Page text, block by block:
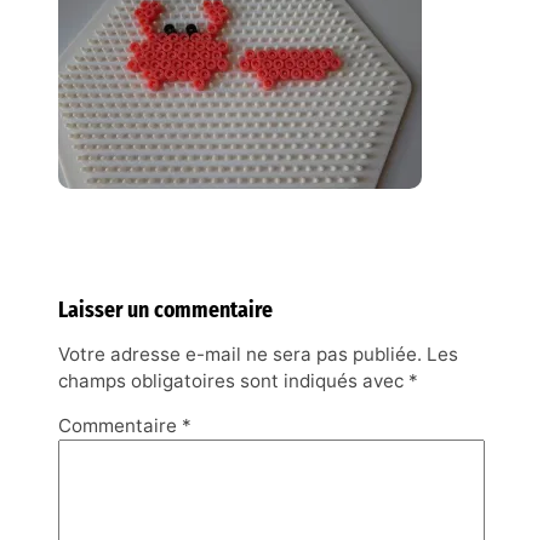
Laisser un commentaire
Votre adresse e-mail ne sera pas publiée. Les
champs obligatoires sont indiqués avec *
Commentaire *